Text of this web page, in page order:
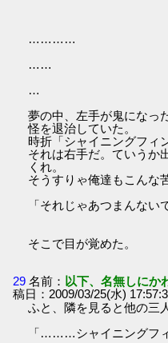
…………
……
…
夢の中、左手が鬼になっ
怪を退治していた。
時折「シャイニングフィ
それは右手だ。ていうか
くれ。
そうすりゃ俺達もこんな
「それじゃあつまんない
そこで目が覚めた。
29 名前： 以下、名無しにか
稿日：2009/03/25(水)
ふと、隣を見ると他の三
「………シャイニングフ